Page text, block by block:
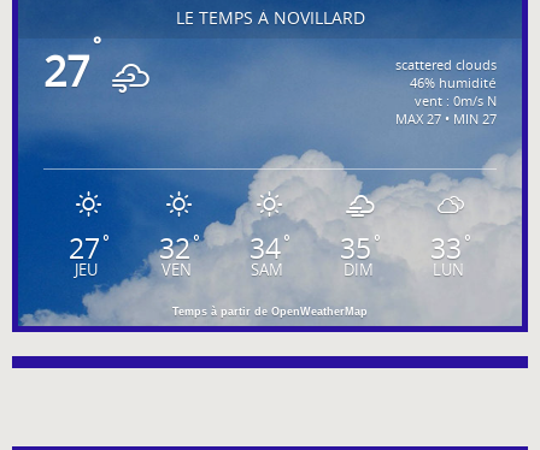
LE TEMPS À NOVILLARD
27°
scattered clouds
46% humidité
vent : 0m/s N
MAX 27 • MIN 27
27°
JEU
32°
VEN
34°
SAM
35°
DIM
33°
LUN
Temps à partir de OpenWeatherMap